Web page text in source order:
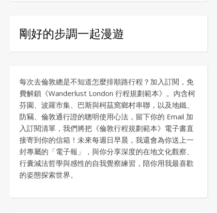
剛好的步調一起漫遊
每次去倫敦總是不知道怎麼排順路行程？加入訂閱，免
費解鎖《Wanderlust London 行程規劃範本》。內含柯
芬園、波羅市集、巴斯與柯茲窩鄉村串聯，以及地鐵、
防竊、倫敦通行證的聰明使用心法，留下你的 Email 加
入訂閱清單，我們將把《倫敦行程規劃範本》電子書直
接寄到你的信箱！未來每週日早晨，我還會為你送上一
封專屬的「電子報」，與你分享深度的在地文化觀察、
行囊減法哲學與感性的自我覺察練習，陪你用我最喜歡
的姿態探索世界。